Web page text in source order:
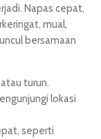
Napas cepat,
mual,
bersamaan
turun.
lokasi
seperti